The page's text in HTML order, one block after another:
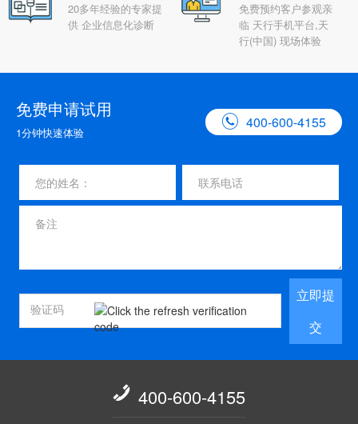
20多年经验的专家提
供 企业信息化诊断
免费预约客户参观亲
临 天行手机平台,天
行(中国) 现场体验
免费申请试用
1分钟快速体验
 400-600-4155
立即提
交
 400-600-4155